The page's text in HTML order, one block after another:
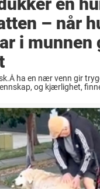
– når
i munnen
ha en nær venn gir
og kjærlighet,